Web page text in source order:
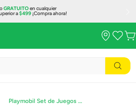
GRATUITOen cualquier
a$499¡Compra ahora!
Playmobil Set de Juegos Zoo de Mascotas